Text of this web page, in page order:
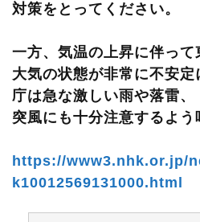
対策をとってください。
一方、気温の上昇に伴っ
大気の状態が非常に不安
庁は急な激しい雨や落雷、
突風にも十分注意するよう
https://www3.nhk.or.jp/
k10012569131000.html